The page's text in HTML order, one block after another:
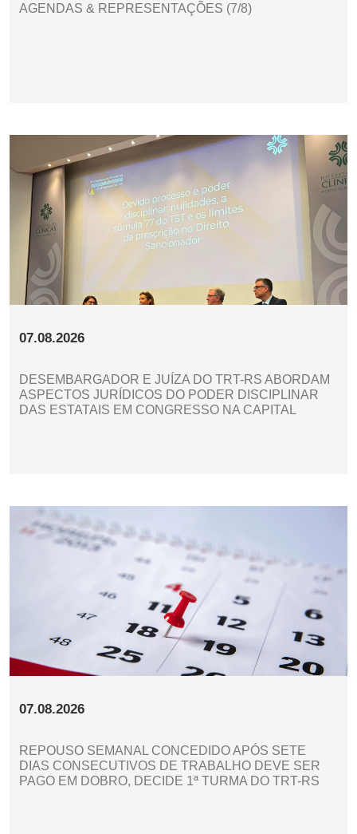
AGENDAS & REPRESENTAÇÕES (7/8)
07.08.2026
DESEMBARGADOR E JUÍZA DO TRT-RS ABORDAM
ASPECTOS JURÍDICOS DO PODER DISCIPLINAR
DAS ESTATAIS EM CONGRESSO NA CAPITAL
07.08.2026
REPOUSO SEMANAL CONCEDIDO APÓS SETE
DIAS CONSECUTIVOS DE TRABALHO DEVE SER
PAGO EM DOBRO, DECIDE 1ª TURMA DO TRT-RS